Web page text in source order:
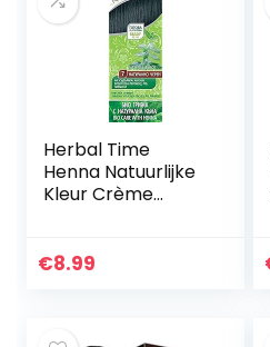
Herbal Time
Henna Natuurlijke
Kleur Crème
Haar | Dekt Grijzen
€8.99